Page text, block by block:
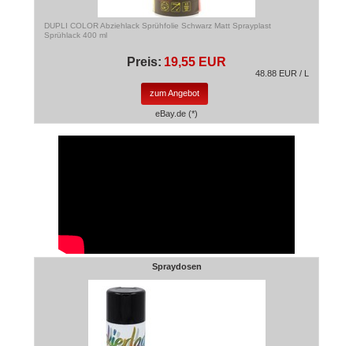
DUPLI COLOR Abziehlack Sprühfolie Schwarz Matt Sprayplast
Sprühlack 400 ml
Preis: 19,55 EUR
48.88 EUR / L
zum Angebot
eBay.de (*)
Spraydosen